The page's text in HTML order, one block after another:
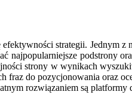
strategii. Jednym
podstrony
strony w wynikach
do pozycjonowania oraz
rozwiązaniem są